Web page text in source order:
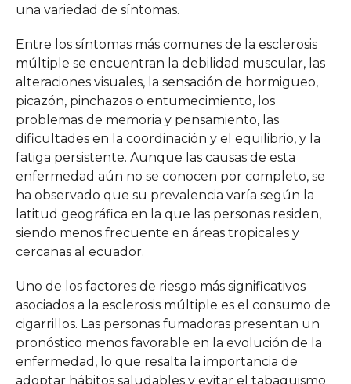
una variedad de síntomas.
Entre los síntomas más comunes de la esclerosis
múltiple se encuentran la debilidad muscular, las
alteraciones visuales, la sensación de hormigueo,
picazón, pinchazos o entumecimiento, los
problemas de memoria y pensamiento, las
dificultades en la coordinación y el equilibrio, y la
fatiga persistente. Aunque las causas de esta
enfermedad aún no se conocen por completo, se
ha observado que su prevalencia varía según la
latitud geográfica en la que las personas residen,
siendo menos frecuente en áreas tropicales y
cercanas al ecuador.
Uno de los factores de riesgo más significativos
asociados a la esclerosis múltiple es el consumo de
cigarrillos. Las personas fumadoras presentan un
pronóstico menos favorable en la evolución de la
enfermedad, lo que resalta la importancia de
adoptar hábitos saludables y evitar el tabaquismo